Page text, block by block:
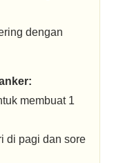
dengan
membuat 1
di pagi dan sore